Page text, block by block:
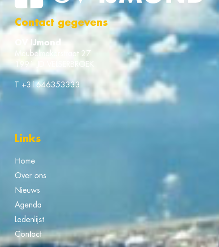
Contact gegevens
OV IJmond
Meubelmakerstraat 27
1991 JD VELSERBROEK
T +31646353333
Links
Home
Over ons
Nieuws
Agenda
Ledenlijst
Contact